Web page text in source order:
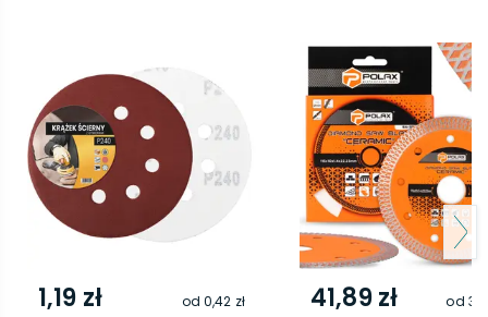
1,19 zł od0,42 zł 41,89 zł od